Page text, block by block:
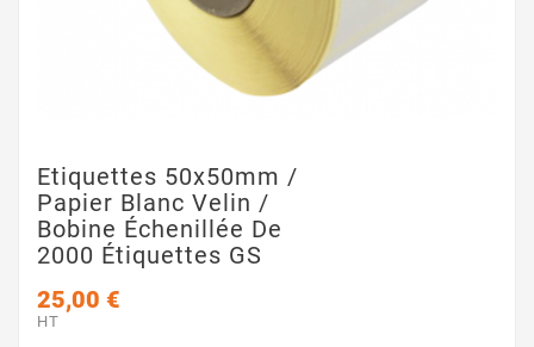
Etiquettes 50x50mm /
Papier Blanc Velin /
Bobine Échenillée De
2000 Étiquettes GS
25,00 €
HT